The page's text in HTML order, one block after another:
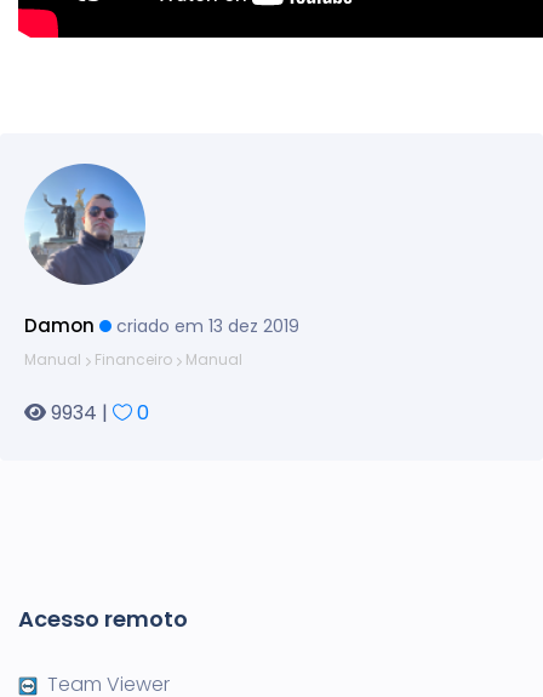
Damon criado em 13 dez 2019
Manual Financeiro Manual
9934 | 0
Acesso remoto
Team Viewer